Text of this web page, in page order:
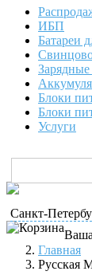
ИБП
Батареи
Зарядные
Блоки
Блоки
Услуги
Санкт-
Главная
Русская